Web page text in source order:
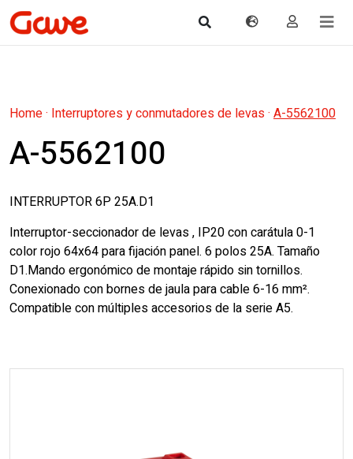
Home· Interruptores y conmutadores de levas· A-5562100
A-5562100
INTERRUPTOR 6P 25A.D1
Interruptor-seccionador de levas , IP20 con carátula 0-1
color rojo 64x64 para fijación panel. 6 polos 25A. Tamaño
D1.Mando ergonómico de montaje rápido sin tornillos.
Conexionado con bornes de jaula para cable 6-16 mm².
Compatible con múltiples accesorios de la serie A5.